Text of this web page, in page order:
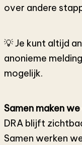
over andere
💡 Je kunt altijd
anonieme
mogelijk.
Samen maken
DRA blijft
Samen werken